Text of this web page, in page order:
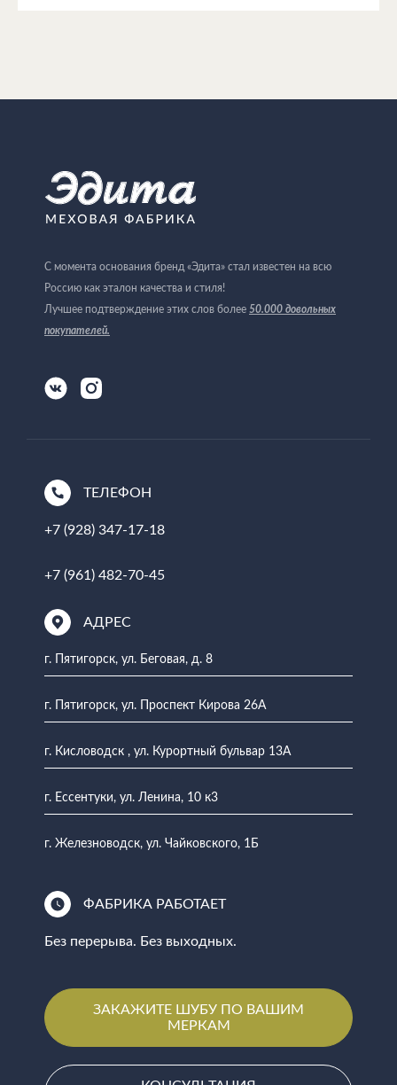
С момента основания бренд «Эдита» стал известен на всю
Россию как эталон качества и стиля!
Лучшее подтверждение этих слов более 50.000 довольных
покупателей.
ТЕЛЕФОН
+7 (928) 347-17-18
+7 (961) 482-70-45
АДРЕС
г. Пятигорск, ул. Беговая, д. 8
г. Пятигорск, ул. Проспект Кирова 26А
г. Кисловодск , ул. Курортный бульвар 13А
г. Ессентуки, ул. Ленина, 10 к3
г. Железноводск, ул. Чайковского, 1Б
ФАБРИКА РАБОТАЕТ
Без перерыва. Без выходных.
ЗАКАЖИТЕ ШУБУ ПО ВАШИМ
МЕРКАМ